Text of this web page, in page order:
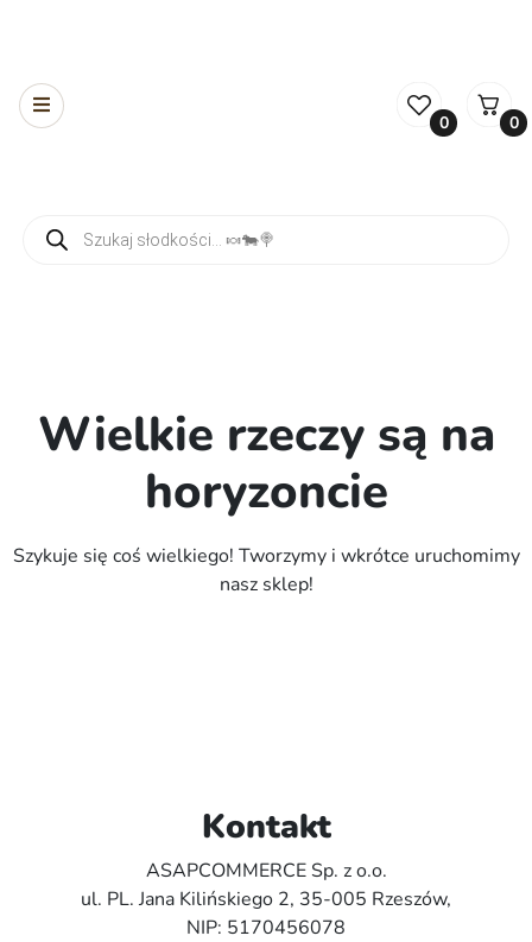
0 0
Wielkie rzeczy są na
horyzoncie
Szykuje się coś wielkiego! Tworzymy i wkrótce uruchomimy
nasz sklep!
Kontakt
ASAPCOMMERCE Sp. z o.o.
ul. PL. Jana Kilińskiego 2, 35-005 Rzeszów,
NIP: 5170456078